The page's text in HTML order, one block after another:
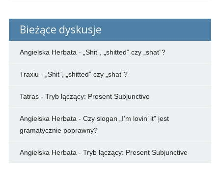
Bieżące dyskusje
Angielska Herbata - „Shit”, „shitted” czy „shat”?
Traxiu - „Shit”, „shitted” czy „shat”?
Tatras- Tryb łączący: Present Subjunctive
Angielska Herbata - Czy slogan „I’m lovin’ it” jest
gramatycznie poprawny?
Angielska Herbata - Tryb łączący: Present Subjunctive